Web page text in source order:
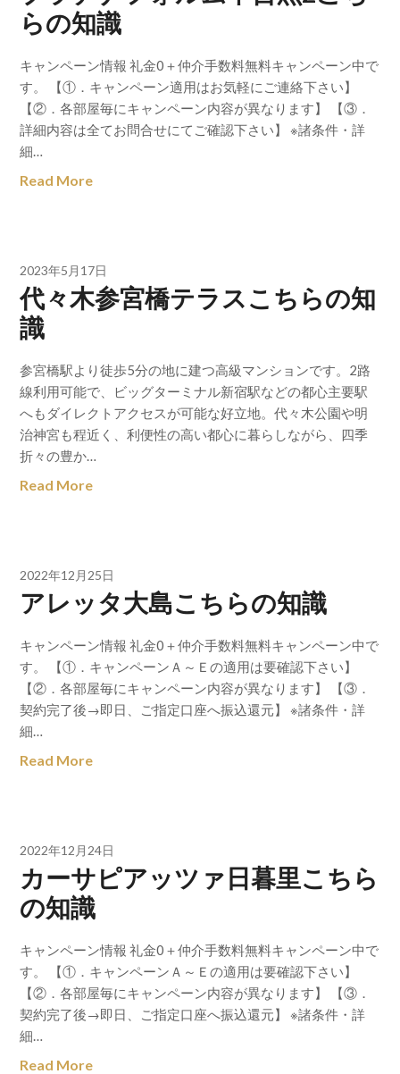
らの知識
キャンペーン情報 礼金0＋仲介手数料無料キャンペーン中で
す。 【①．キャンペーン適用はお気軽にご連絡下さい】
【②．各部屋毎にキャンペーン内容が異なります】 【③．
詳細内容は全てお問合せにてご確認下さい】 ※諸条件・詳
細…
Read More
2023年5月17日
代々木参宮橋テラスこちらの知
識
参宮橋駅より徒歩5分の地に建つ高級マンションです。2路
線利用可能で、ビッグターミナル新宿駅などの都心主要駅
へもダイレクトアクセスが可能な好立地。代々木公園や明
治神宮も程近く、利便性の高い都心に暮らしながら、四季
折々の豊か…
Read More
2022年12月25日
アレッタ大島こちらの知識
キャンペーン情報 礼金0＋仲介手数料無料キャンペーン中で
す。 【①．キャンペーンＡ～Ｅの適用は要確認下さい】
【②．各部屋毎にキャンペーン内容が異なります】 【③．
契約完了後→即日、ご指定口座へ振込還元】 ※諸条件・詳
細…
Read More
2022年12月24日
カーサピアッツァ日暮里こちら
の知識
キャンペーン情報 礼金0＋仲介手数料無料キャンペーン中で
す。 【①．キャンペーンＡ～Ｅの適用は要確認下さい】
【②．各部屋毎にキャンペーン内容が異なります】 【③．
契約完了後→即日、ご指定口座へ振込還元】 ※諸条件・詳
細…
Read More